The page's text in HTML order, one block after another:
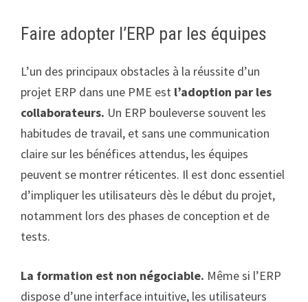
Faire adopter l’ERP par les équipes
L’un des principaux obstacles à la réussite d’un
projet ERP dans une PME est l’adoption par les
collaborateurs. Un ERP bouleverse souvent les
habitudes de travail, et sans une communication
claire sur les bénéfices attendus, les équipes
peuvent se montrer réticentes. Il est donc essentiel
d’impliquer les utilisateurs dès le début du projet,
notamment lors des phases de conception et de
tests.
La formation est non négociable. Même si l’ERP
dispose d’une interface intuitive, les utilisateurs